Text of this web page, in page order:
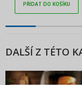
PŘIDAT DO KOŠÍKU
DALŠÍ Z TÉTO